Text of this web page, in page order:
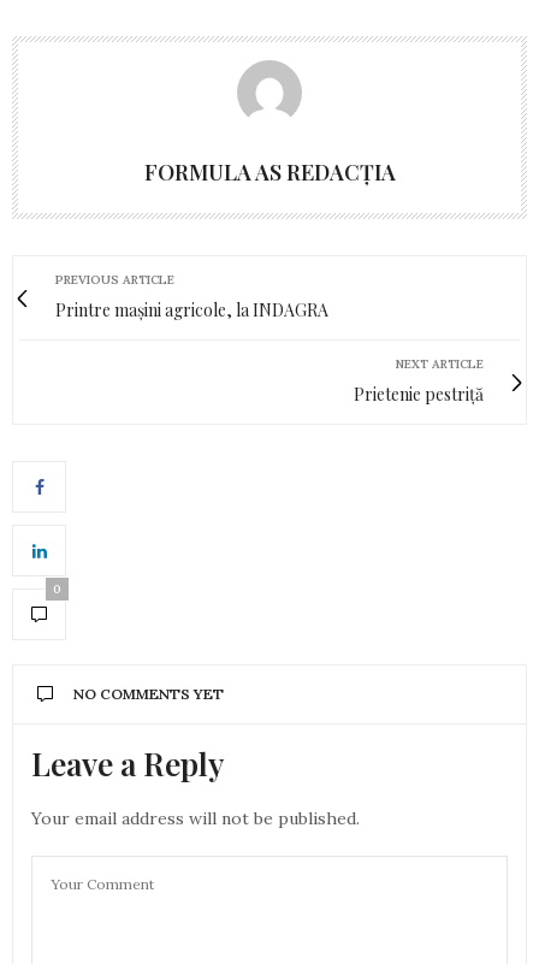
FORMULA AS REDACȚIA
PREVIOUS ARTICLE
Printre mașini agricole, la INDAGRA
NEXT ARTICLE
Prietenie pestriță
0
NO COMMENTS YET
Leave a Reply
Your email address will not be published.